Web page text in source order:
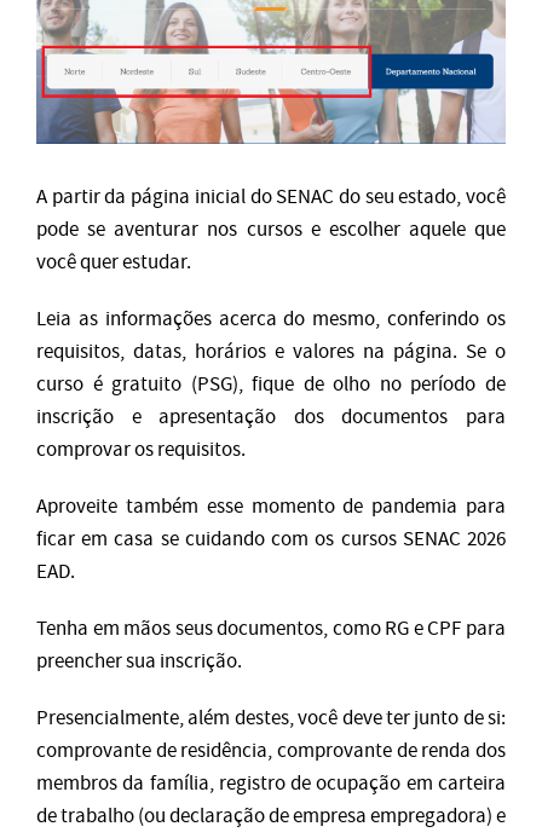
A partir da página inicial do SENAC do seu estado, você
pode se aventurar nos cursos e escolher aquele que
você quer estudar.
Leia as informações acerca do mesmo, conferindo os
requisitos, datas, horários e valores na página. Se o
curso é gratuito (PSG), fique de olho no período de
inscrição e apresentação dos documentos para
comprovar os requisitos.
Aproveite também esse momento de pandemia para
ficar em casa se cuidando com os cursos SENAC 2026
EAD.
Tenha em mãos seus documentos, como RG e CPF para
preencher sua inscrição.
Presencialmente, além destes, você deve ter junto de si:
comprovante de residência, comprovante de renda dos
membros da família, registro de ocupação em carteira
de trabalho (ou declaração de empresa empregadora) e